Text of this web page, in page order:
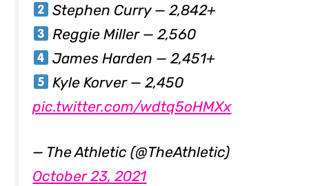
Stephen Curry — 2,842+
Reggie Miller — 2,560
James Harden — 2,451+
Kyle Korver — 2,450
pic.twitter.com/wdtq5oHMXx
— The Athletic (@TheAthletic)
October 23, 2021